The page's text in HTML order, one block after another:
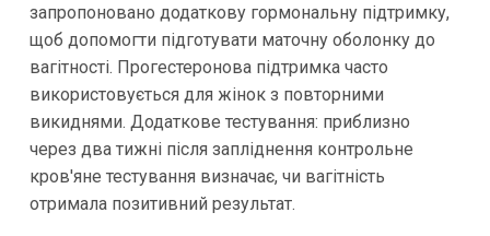
запропоновано додаткову гормональну підтримку,
щоб допомогти підготувати маточну оболонку до
вагітності. Прогестеронова підтримка часто
використовується для жінок з повторними
викиднями. Додаткове тестування: приблизно
через два тижні після запліднення контрольне
кров'яне тестування визначає, чи вагітність
отримала позитивний результат.